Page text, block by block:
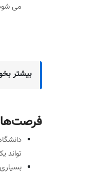
می
بیشتر
تواند